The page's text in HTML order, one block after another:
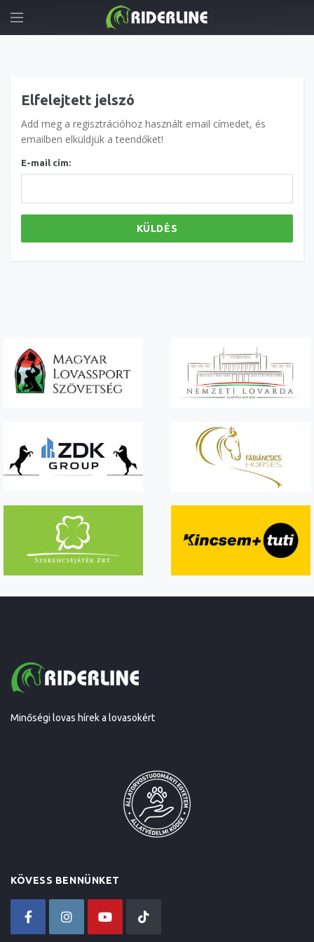
Elfelejtett jelszó
Add meg a regisztrációhoz használt email címedet, és
emailben elküldjük a teendőket!
E-mail cím:
KÜLDÉS
Minőségi lovas hírek a lovasokért
KÖVESS BENNÜNKET